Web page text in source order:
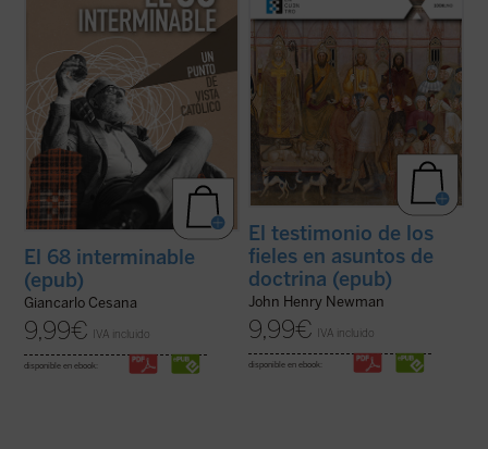
(ver ficha)
El 68 interminable
(epub)
Giancarlo Cesana
9,99€ IVA incluido
disponible en ebook:
El testimonio de los
fieles en asuntos de
doctrina (epub)
John Henry Newman
9,99€ IVA incluido
disponible en ebook: